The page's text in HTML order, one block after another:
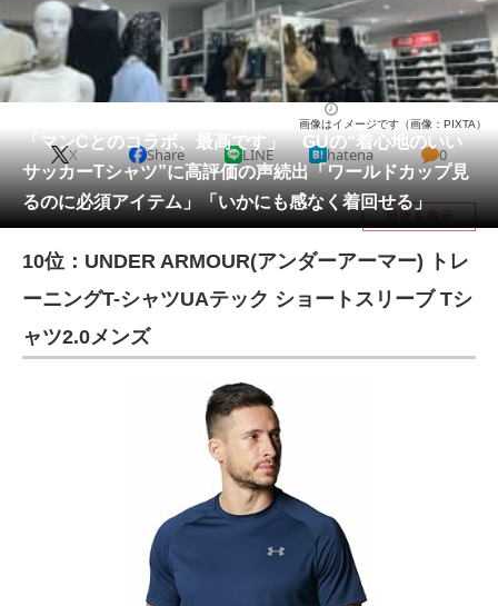
グルメ 地域
住まい 教育・育児
リサーチ
会員記事
メディア
注目記事を集めた総合ページ
スマホと通信の最新トレンド
好きが集まる 比べて選べる
AI活用のいまが分かる
企業ITのトレンドを詳説
「マンCとのコラボ、最高です」 GUの“着心地のいい
サッカーTシャツ”に高評価の声続出「ワールドカップ見
るのに必須アイテム」「いかにも感なく着回せる」
画像はイメージです（画像：PIXTA）
X Share LINE hatena 0
目次を表示
10位：UNDER ARMOUR(アンダーアーマー) トレ
ーニングT-シャツUAテック ショートスリーブ Tシ
ャツ2.0メンズ